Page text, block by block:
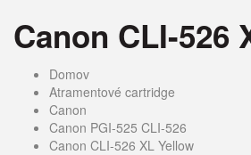
Canon CLI-526
Domov
Atramentové cartridge
Canon
Canon PGI-525 CLI-526
Canon CLI-526 XL Yellow